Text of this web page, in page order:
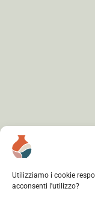
Utilizziamo i cookie
acconsenti l'utilizzo?